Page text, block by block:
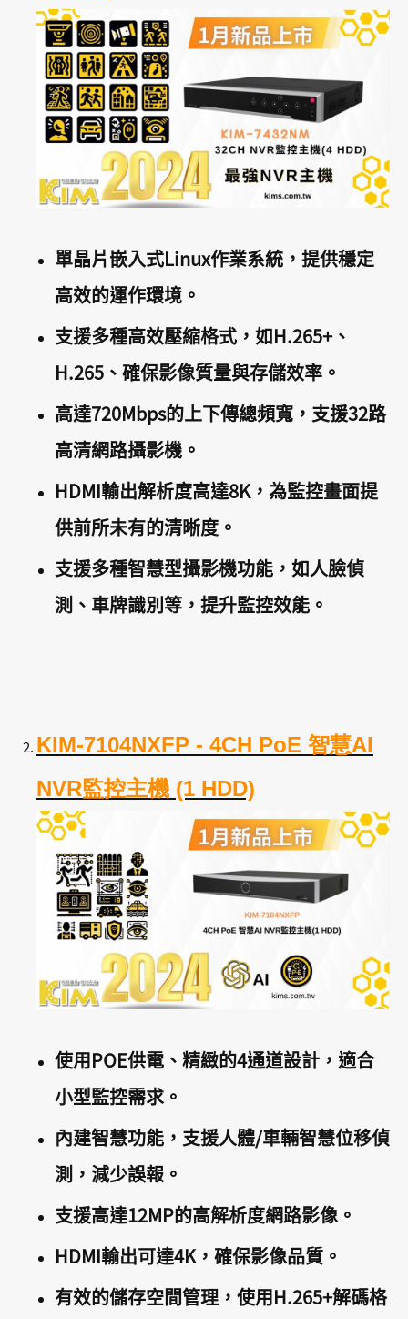
單晶片嵌入式Linux作業系統，提供穩定
高效的運作環境。
支援多種高效壓縮格式，如H.265+、
H.265、確保影像質量與存儲效率。
高達720Mbps的上下傳總頻寬，支援32路
高清網路攝影機。
HDMI輸出解析度高達8K，為監控畫面提
供前所未有的清晰度。
支援多種智慧型攝影機功能，如人臉偵
測、車牌識別等，提升監控效能。
KIM-7104NXFP - 4CH PoE 智慧AI
NVR監控主機 (1 HDD)
使用POE供電、精緻的4通道設計，適合
小型監控需求。
內建智慧功能，支援人體/車輛智慧位移偵
測，減少誤報。
支援高達12MP的高解析度網路影像。
HDMI輸出可達4K，確保影像品質。
有效的儲存空間管理，使用H.265+解碼格